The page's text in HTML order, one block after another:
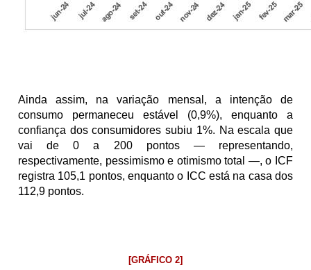
Ainda assim, na variação mensal, a intenção de
consumo permaneceu estável (0,9%), enquanto a
confiança dos consumidores subiu 1%. Na escala que
vai de 0 a 200 pontos — representando,
respectivamente, pessimismo e otimismo total —, o ICF
registra 105,1 pontos, enquanto o ICC está na casa dos
112,9 pontos.
[GRÁFICO 2]